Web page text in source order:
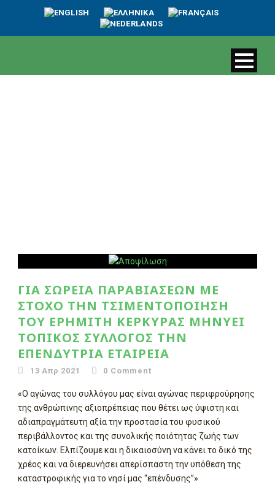
ΓΙΑ ΣΩΡΕΊΑ ΠΑΡΑΒΙΆΣΕΩΝ ΜΕ
ΣΤΌΧΟ ΤΗΝ ΤΣΙΜΕΝΤΟΠΟΊΗΣΗ
ΤΟΥ ΕΡΗΜΊΤΗ ΚΈΡΚΥΡΑΣ ΜΗΝΎΕΙ
ΤΟΠΙΚΌΣ ΣΎΛΛΟΓΟΣ ΤΗΝ
ΕΠΕΝΔΎΤΡΙΑ ΕΤΑΙΡΕΊΑ
13 Απρ 2021 0 Comment
«Ο αγώνας του συλλόγου μας είναι αγώνας περιφρούρησης
της ανθρώπινης αξιοπρέπειας που θέτει ως ύψιστη και
αδιαπραγμάτευτη αξία την προστασία του φυσικού
περιβάλλοντος και της συνολικής ποιότητας ζωής των
κατοίκων. Ελπίζουμε και η δικαιοσύνη να κάνει το δικό της
χρέος και να διερευνήσει απερίσπαστη την υπόθεση της
καταστροφικής για το νησί μας “επένδυσης”»